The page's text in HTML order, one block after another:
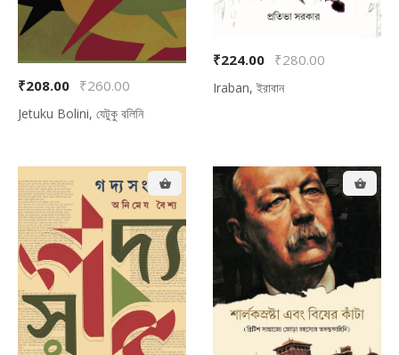
₹208.00 ₹260.00
Jetuku Bolini, যেটুকু বলিনি
₹224.00 ₹280.00
Iraban, ইরাবান